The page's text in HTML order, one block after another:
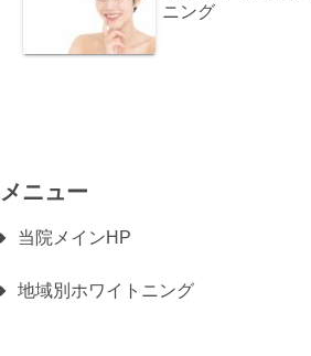
ニング
メニュー
当院メインHP
地域別ホワイトニング